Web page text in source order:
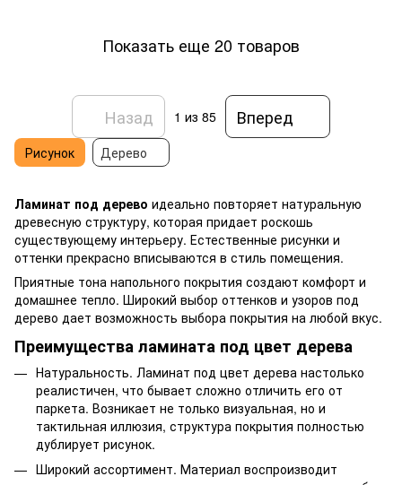
Ламинат под дерево идеально повторяет натуральную
древесную структуру, которая придает роскошь
существующему интерьеру. Естественные рисунки и
оттенки прекрасно вписываются в стиль помещения.
Приятные тона напольного покрытия создают комфорт и
домашнее тепло. Широкий выбор оттенков и узоров под
дерево дает возможность выбора покрытия на любой вкус.
Преимущества ламината под цвет дерева
Натуральность. Ламинат под цвет дерева настолько
реалистичен, что бывает сложно отличить его от
паркета. Возникает не только визуальная, но и
тактильная иллюзия, структура покрытия полностью
дублирует рисунок.
Широкий ассортимент. Материал воспроизводит
Показать еще 20 товаров
Назад 1 из 85 Вперед
Рисунок Дерево